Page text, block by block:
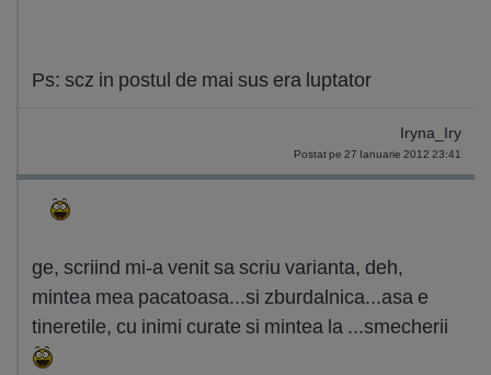
Ps: scz in postul de mai sus era luptator
Iryna_Iry
Postat pe 27 Ianuarie 2012 23:41
ge, scriind mi-a venit sa scriu varianta, deh,
mintea mea pacatoasa...si zburdalnica...asa e
tineretile, cu inimi curate si mintea la ...smecherii